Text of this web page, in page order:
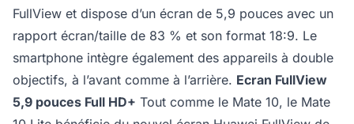
FullView et dispose d’un écran de 5,9 pouces avec un
rapport écran/taille de 83 % et son format 18:9. Le
smartphone intègre également des appareils à double
objectifs, à l’avant comme à l’arrière. Ecran FullView
5,9 pouces Full HD+ Tout comme le Mate 10, le Mate